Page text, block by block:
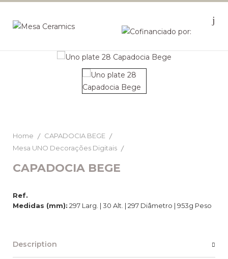
Home
CAPADOCIA BEGE
Mesa UNO Decorações Digitais
CAPADOCIA BEGE
Ref.
Medidas (mm): 297 Larg. | 30 Alt. | 297 Diâmetro | 953g Peso
Description